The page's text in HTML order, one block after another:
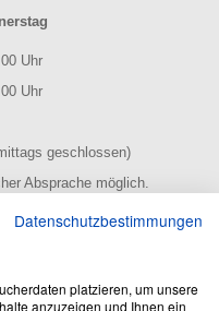
Uhr
Uhr
geschlossen)
Absprache möglich.
Edition
Datenschutzbestimmungen
platzieren, um unsere
anzuzeigen und Ihnen ein